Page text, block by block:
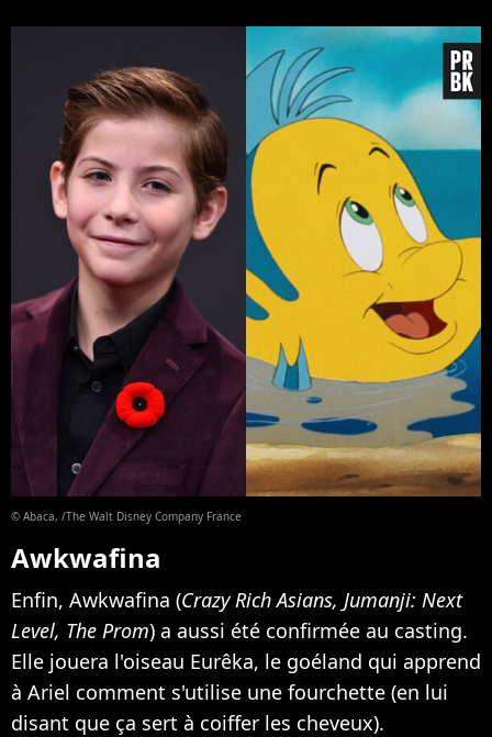
© Abaca, /The Walt Disney Company France
Awkwafina
Enfin, Awkwafina (Crazy Rich Asians, Jumanji: Next
Level, The Prom) a aussi été confirmée au casting.
Elle jouera l'oiseau Eurêka, le goéland qui apprend
à Ariel comment s'utilise une fourchette (en lui
disant que ça sert à coiffer les cheveux).